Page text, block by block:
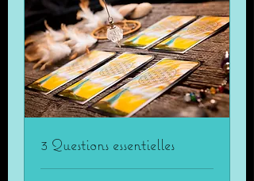
3 Questions essentielles